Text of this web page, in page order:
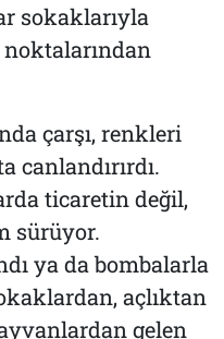
sokaklarıyla
noktalarından
çarşı, renkleri
canlandırırdı.
ticaretin değil,
sürüyor.
ya da bombalarla
açlıktan
gelen